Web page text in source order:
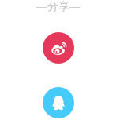
—分享—